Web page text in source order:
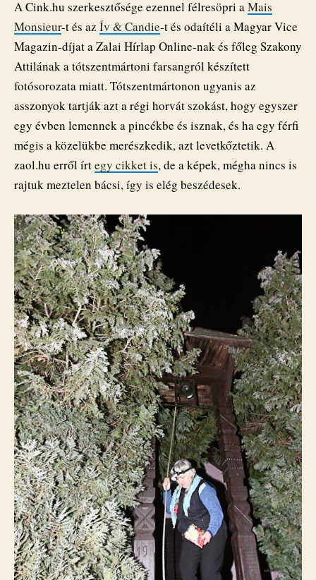
A Cink.hu szerkesztősége ezennel félresöpri aMais
Monsieur-t és az Ív & Candie-t és odaítéli a Magyar Vice
Magazin-díjat a Zalai Hírlap Online-nak és főleg Szakony
Attilának a tótszentmártoni farsangról készített
fotósorozata miatt. Tótszentmártonon ugyanis az
asszonyok tartják azt a régi horvát szokást, hogy egyszer
egy évben lemennek a pincékbe és isznak, és ha egy férfi
mégis a közelükbe merészkedik, azt levetkőztetik. A
zaol.hu erről írtegy cikket is, de a képek, mégha nincs is
rajtuk meztelen bácsi, így is elég beszédesek.